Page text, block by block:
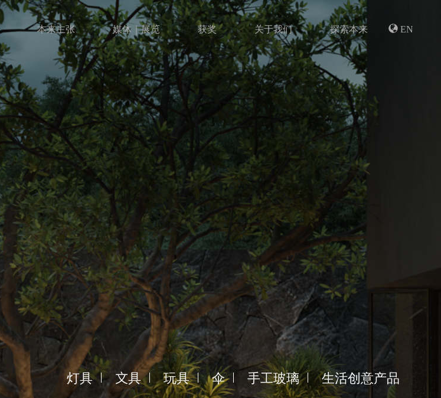
本来主张 媒体｜展览 获奖 关于我们 探索本来 EN
灯具 文具 玩具 伞 手工玻璃 生活创意产品